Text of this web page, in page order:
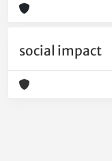
social impact